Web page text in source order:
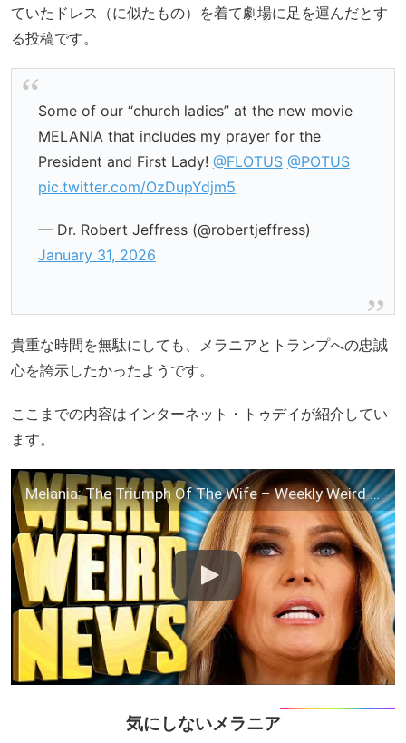
ていたドレス（に似たもの）を着て劇場に足を運んだとす
る投稿です。
Some of our “church ladies” at the new movie
MELANIA that includes my prayer for the
President and First Lady! @FLOTUS @POTUS
pic.twitter.com/OzDupYdjm5
— Dr. Robert Jeffress (@robertjeffress)
January 31, 2026
貴重な時間を無駄にしても、メラニアとトランプへの忠誠
心を誇示したかったようです。
ここまでの内容はインターネット・トゥデイが紹介してい
ます。
Melania: The Triumph Of The Wife – Weekly Weird News
気にしないメラニア